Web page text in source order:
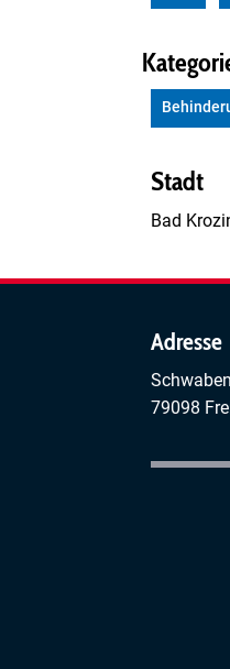
Stadt
Bad
Adresse
79098